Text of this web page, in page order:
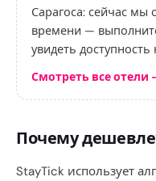
Сарагоса: сейчас
времени —
увидеть доступность
Смотреть все отели
Почему
StayTick использует